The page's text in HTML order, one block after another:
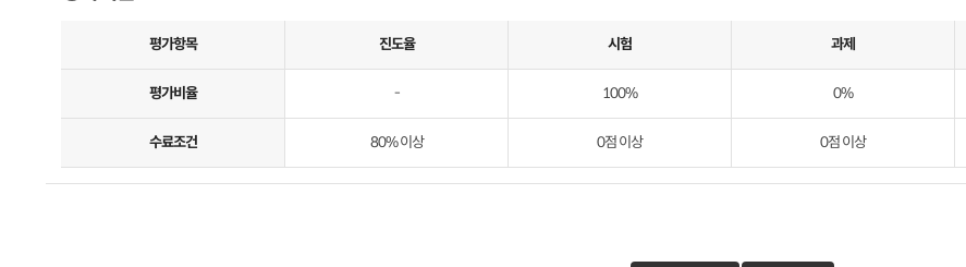
평가항목 진도율 시험 과제
평가비율 - 100% 0%
수료조건 80% 이상 0점 이상 0점 이상